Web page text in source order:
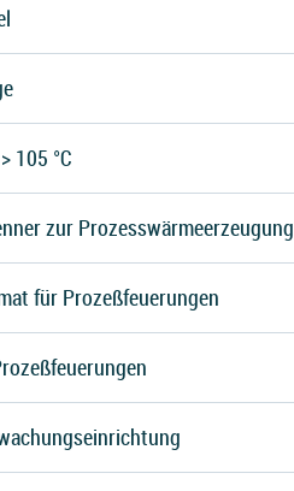
105 °C
zur Prozesswärmeerzeugung
für Prozeßfeuerungen